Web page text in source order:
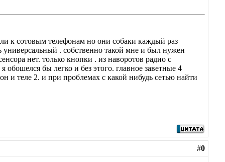
к сотовым телефонам но они собаки каждый раз
. собственно такой мне и был нужен
нет. только кнопки . из наворотов радио с
бы легко и без этого. главное заветные 4
и теле 2. и при проблемах с какой нибудь сетью найти
#0